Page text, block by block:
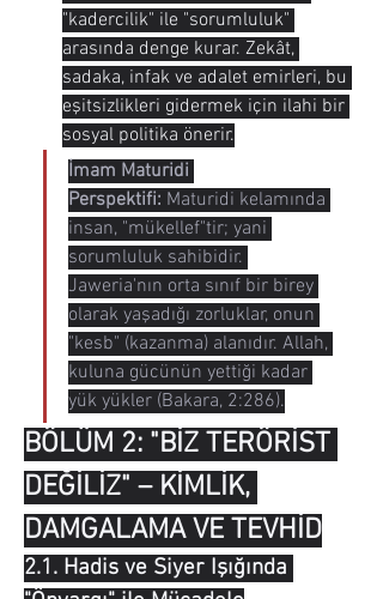
"kadercilik" ile "sorumluluk"
arasında denge kurar. Zekât,
sadaka, infak ve adalet emirleri, bu
eşitsizlikleri gidermek için ilahi bir
sosyal politika önerir.
İmam Maturidi
Perspektifi: Maturidi kelamında
insan, "mükellef"tir; yani
sorumluluk sahibidir.
Jaweria'nın orta sınıf bir birey
olarak yaşadığı zorluklar, onun
"kesb" (kazanma) alanıdır. Allah,
kuluna gücünün yettiği kadar
yük yükler (Bakara, 2:286).
BÖLÜM 2: "BİZ TERÖRİST
DEĞİLİZ" – KİMLİK,
DAMGALAMA VE TEVHİD
2.1. Hadis ve Siyer Işığında